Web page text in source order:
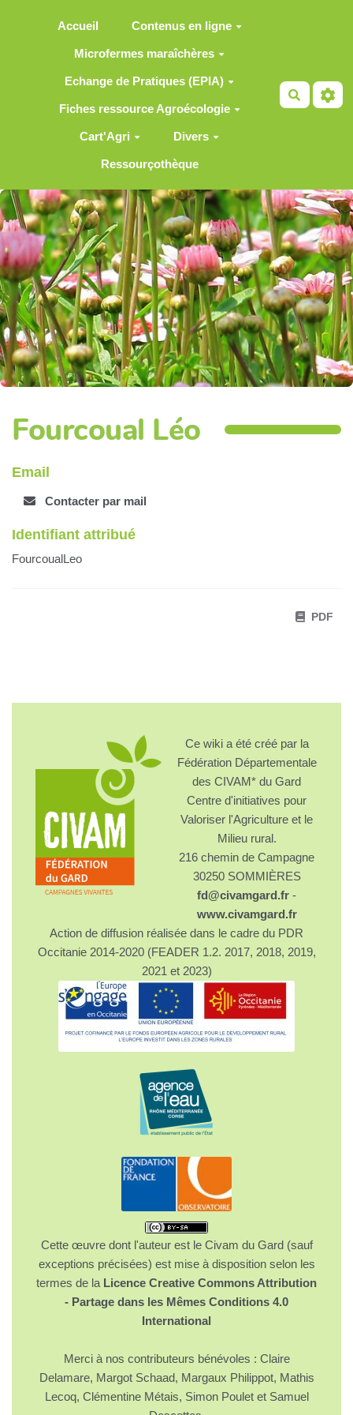
Accueil Contenus en ligne
Microfermes maraîchères
Echange de Pratiques (EPIA)
Fiches ressource Agroécologie
Cart'Agri Divers
Ressourçothèque
Fourcoual Léo
Email
Contacter par mail
Identifiant attribué
FourcoualLeo
PDF
Ce wiki a été créé par la
Fédération Départementale
des CIVAM* du Gard
Centre d'initiatives pour
Valoriser l'Agriculture et le
Milieu rural.
216 chemin de Campagne
30250 SOMMIÈRES
fd@civamgard.fr -
www.civamgard.fr
Action de diffusion réalisée dans le cadre du PDR
Occitanie 2014-2020 (FEADER 1.2. 2017, 2018, 2019,
2021 et 2023)
Cette œuvre dont l'auteur est le Civam du Gard (sauf
exceptions précisées) est mise à disposition selon les
termes de la Licence Creative Commons Attribution
- Partage dans les Mêmes Conditions 4.0
International
Merci à nos contributeurs bénévoles : Claire
Delamare, Margot Schaad, Margaux Philippot, Mathis
Lecoq, Clémentine Métais, Simon Poulet et Samuel